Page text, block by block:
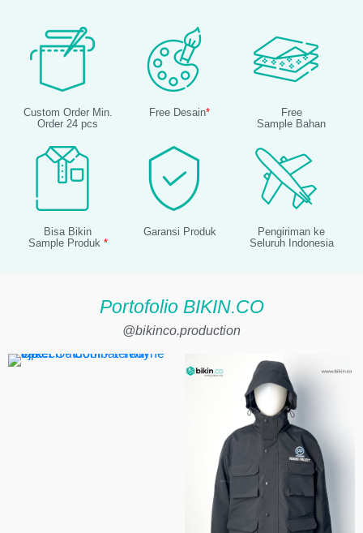
Custom Order Min.
Order 24 pcs
Free Desain*
Free
Sample Bahan
Bisa Bikin
Sample Produk *
Garansi Produk
Pengiriman ke
Seluruh Indonesia
Portofolio BIKIN.CO
@bikinco.production